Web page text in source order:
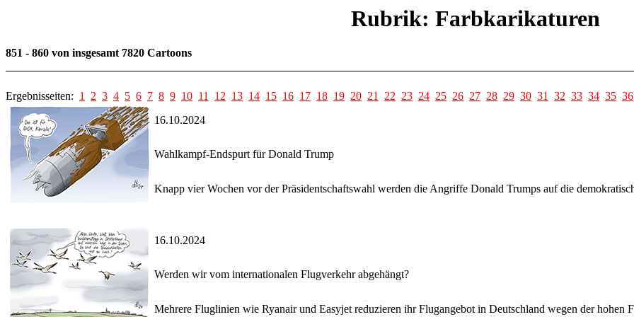
Rubrik: Farbkarikaturen
851 - 860 von insgesamt 7820 Cartoons
Ergebnisseiten: 1 2 3 4 5 6 7 8 9 10 11 12 13 14 15 16 17 18 19 20 21 22 23 24 25 26 27 28 29 30 31 32 33 34 35 36
16.10.2024
Wahlkampf-Endspurt für Donald Trump
Knapp vier Wochen vor der Präsidentschaftswahl werden die Angriffe Donald Trumps auf die
16.10.2024
Werden wir vom internationalen Flugverkehr abgehängt?
Mehrere Fluglinien wie Ryanair und Easyjet reduzieren ihr Flugangebot in Deutschland wegen der hohen